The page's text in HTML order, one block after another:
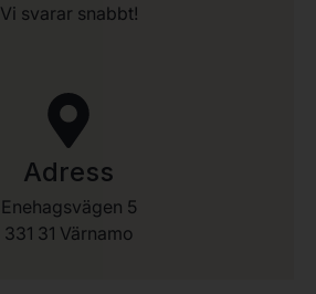
Vi svarar snabbt!
Adress
Enehagsvägen 5
331 31 Värnamo